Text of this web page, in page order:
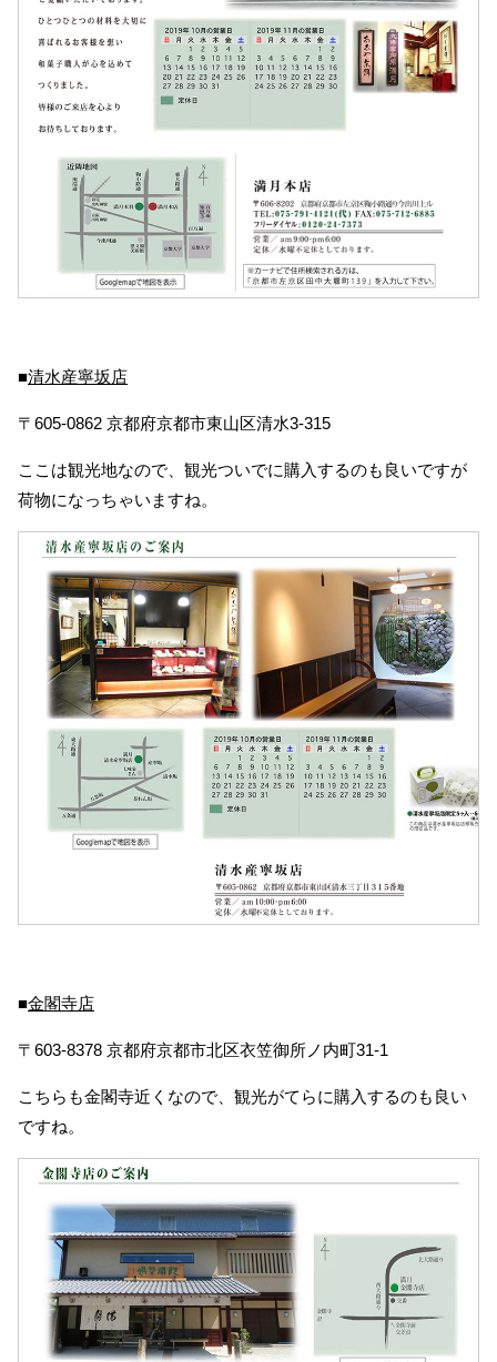
■清水産寧坂店
〒605-0862 京都府京都市東山区清水3-315
ここは観光地なので、観光ついでに購入するのも良いですが
荷物になっちゃいますね。
■金閣寺店
〒603-8378 京都府京都市北区衣笠御所ノ内町31-1
こちらも金閣寺近くなので、観光がてらに購入するのも良い
ですね。